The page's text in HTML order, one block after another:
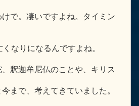
で。凄いですよね。タイミン
なりになるんですよね。
釈迦牟尼仏のことや、キリス
まで、考えてきていました。